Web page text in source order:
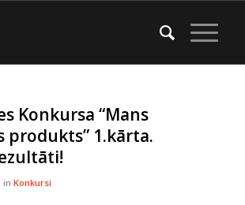
Konkursa “Mans
produkts” 1.kārta.
in Konkursi